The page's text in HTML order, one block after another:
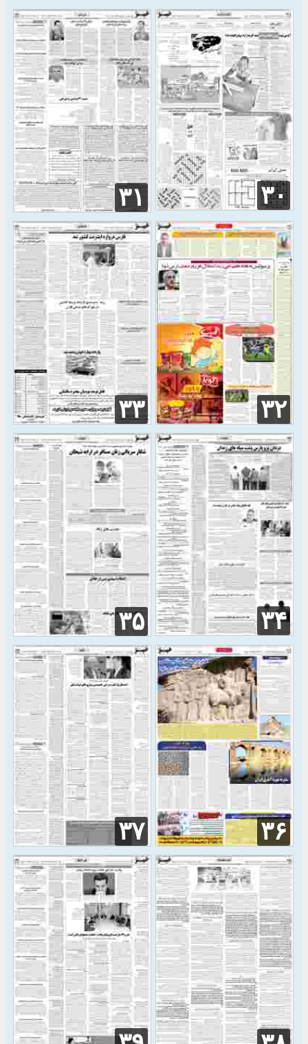
۳۰ ۳۱
۳۲ ۳۳
۳۴ ۳۵
۳۶ ۳۷